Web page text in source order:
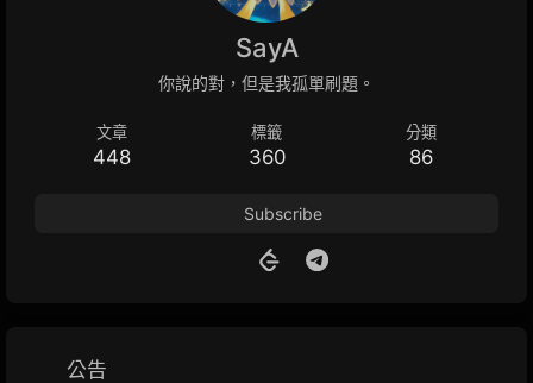
SayA
你說的對，但是我孤單刷題。
文章
448
標籤
360
分類
86
Subscribe
公告